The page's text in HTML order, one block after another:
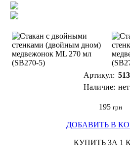
Артикул:
Наличие: нет
195грн
ДОБАВИТЬ В
КУПИТЬ ЗА 1